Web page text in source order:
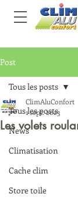
Post
Tous les posts
News
Climatisation
Cache clim
Store toile
Tous les posts
Les volets
ClimAluConfort
1 sept. 2023